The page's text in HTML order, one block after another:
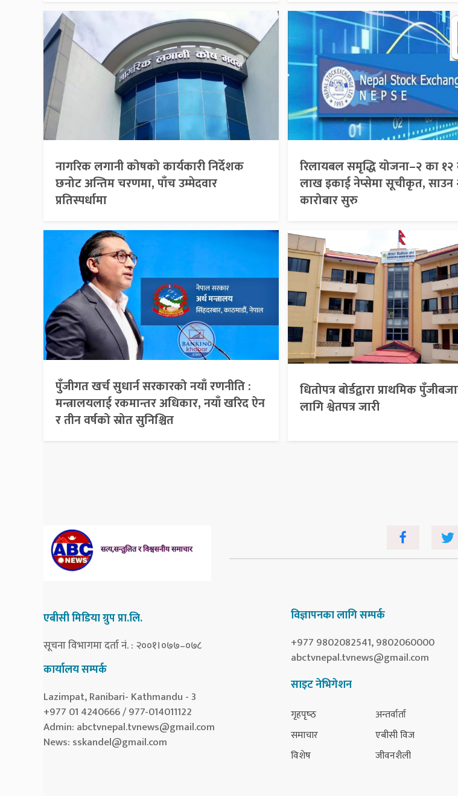
नागरिक लगानी कोषको कार्यकारी निर्देशक
छनोट अन्तिम चरणमा, पाँच उम्मेदवार
प्रतिस्पर्धामा
रिलायबल समृद्धि योजना–२ का
लाख इकाई नेप्सेमा सूचीकृत,
कारोबार सुरु
पुँजीगत खर्च सुधार्न सरकारको नयाँ रणनीति :
मन्त्रालयलाई रकमान्तर अधिकार, नयाँ खरिद ऐन
र तीन वर्षको स्रोत सुनिश्चित
धितोपत्र बोर्डद्वारा प्राथमिक
लागि श्वेतपत्र जारी
एबीसी मिडिया ग्रुप प्रा.लि.
सूचना विभागमा दर्ता नं. : २००१।०७७–०७८
कार्यालय सम्पर्क
Lazimpat, Ranibari- Kathmandu - 3
+977 01 4240666 / 977-014011122
Admin: abctvnepal.tvnews@gmail.com
News: sskandel@gmail.com
विज्ञापनका लागि सम्पर्क
+977 9802082541, 9802060000
abctvnepal.tvnews@gmail.com
साइट नेभिगेशन
गृहपृष्‍ठ
समाचार
विशेष
अन्तर्वार्ता
एबीसी विज
जीवनशैली